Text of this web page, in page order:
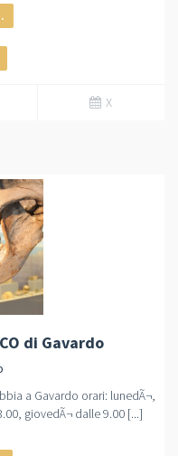
X
di Gavardo
a Gavardo orari: lunedÃ¬,
giovedÃ¬ dalle 9.00 [...]